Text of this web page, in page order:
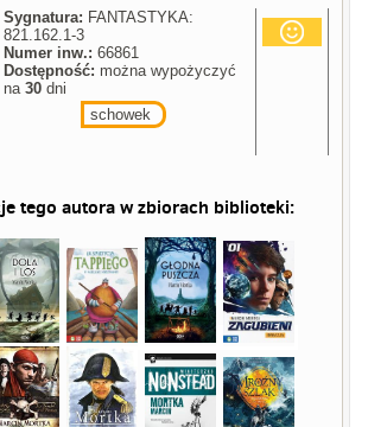
Sygnatura: FANTASTYKA:
821.162.1-3
Numer inw.: 66861
Dostępność: można wypożyczyć
na30 dni
schowek
tego autora w zbiorach biblioteki: